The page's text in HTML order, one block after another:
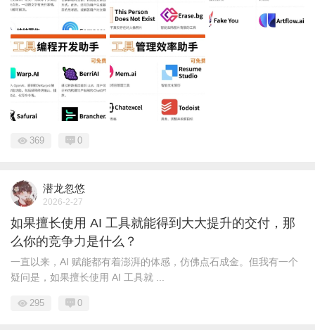
369 0
潜龙忽悠
2026-2-27
如果擅长使用 AI 工具就能得到大大提升的交付，那
么你的竞争力是什么？
一直以来，AI 赋能都有着澎湃的体感，仿佛点石成金。但我有一个
疑问是，如果擅长使用 AI 工具就 ...
295 0